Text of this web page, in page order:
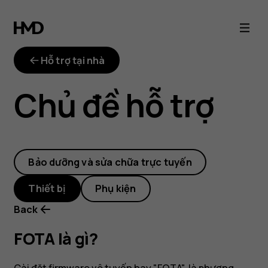
FOTA
là
gì?
Hỗ trợ tại nhà
Chủ đề hỗ trợ
Bảo dưỡng và sửa chữa trực tuyến
Thiết bị
Phụ kiện
Back
FOTA là gì?